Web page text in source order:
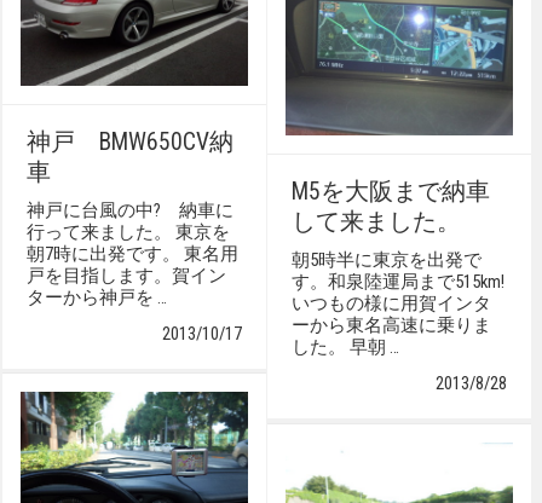
神戸 BMW650CV納
車
神戸に台風の中? 納車に
行って来ました。 東京を
朝7時に出発です。 東名用
戸を目指します。賀イン
ターから神戸を …
2013/10/17
M5を大阪まで納車
して来ました。
朝5時半に東京を出発で
す。和泉陸運局まで515km!
いつもの様に用賀インタ
ーから東名高速に乗りま
した。 早朝 …
2013/8/28